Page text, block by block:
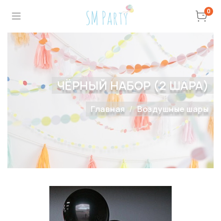
0
ЧЁРНЫЙ НАБОР (2 ШАРА)
Главная Воздушные шары